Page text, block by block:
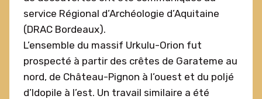
service Régional d’Archéologie d’Aquitaine
(DRAC Bordeaux).
L’ensemble du massif Urkulu-Orion fut
prospecté à partir des crêtes de Garateme au
nord, de Château-Pignon à l’ouest et du poljé
d’Idopile à l’est. Un travail similaire a été